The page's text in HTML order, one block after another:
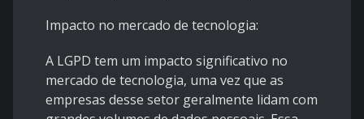
Impacto no mercado de tecnologia:
A LGPD tem um impacto significativo no
mercado de tecnologia, uma vez que as
empresas desse setor geralmente lidam com